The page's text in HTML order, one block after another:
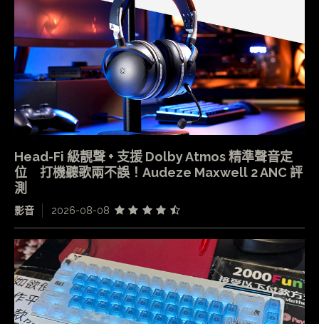
Head-Fi 級靚聲 + 支援 Dolby Atmos 精準聲音定
位 打機聽歌兩不誤！Audeze Maxwell 2 ANC 評
測
影音 2026-08-08